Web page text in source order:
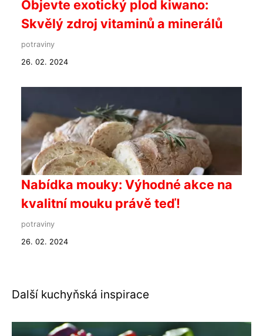
Objevte exotický plod kiwano:
Skvělý zdroj vitaminů a minerálů
potraviny
26. 02. 2024
Nabídka mouky: Výhodné akce na
kvalitní mouku právě teď!
potraviny
26. 02. 2024
Další kuchyňská inspirace